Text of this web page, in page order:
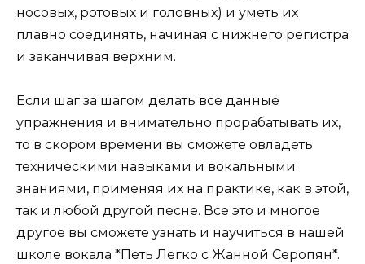
носовых, ротовых и головных) и уметь их
плавно соединять, начиная с нижнего регистра
и заканчивая верхним.
Если шаг за шагом делать все данные
упражнения и внимательно прорабатывать их,
то в скором времени вы сможете овладеть
техническими навыками и вокальными
знаниями, применяя их на практике, как в этой,
так и любой другой песне. Все это и многое
другое вы сможете узнать и научиться в нашей
школе вокала *Петь Легко с Жанной Серопян*.